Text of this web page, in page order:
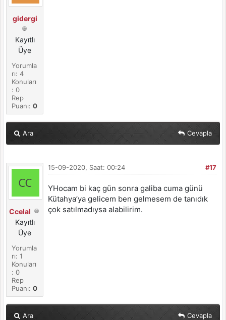
gidergi
Kayıtlı
Üye
Yorumla
rı: 4
Konuları
: 0
Rep
Puanı:0
Ara Cevapla
Ccelal
Kayıtlı
Üye
Yorumla
rı: 1
Konuları
: 0
Rep
Puanı:0
#17
15-09-2020, Saat: 00:24
YHocam bi kaç gün sonra galiba cuma günü
Kütahya’ya gelicem ben gelmesem de tanıdık
çok satılmadıysa alabilirim.
Ara Cevapla